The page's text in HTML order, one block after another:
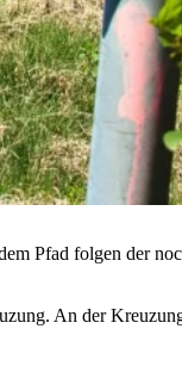
Pfad folgen der
An der